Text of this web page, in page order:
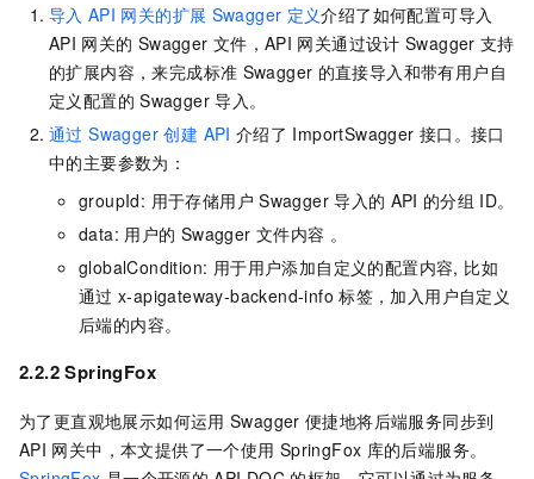
导入 API 网关的扩展 Swagger 定义介绍了如何配置可导入
API 网关的 Swagger 文件，API 网关通过设计 Swagger 支持
的扩展内容，来完成标准 Swagger 的直接导入和带有用户自
定义配置的 Swagger 导入。
通过 Swagger 创建 API 介绍了 ImportSwagger 接口。接口
中的主要参数为：
groupId: 用于存储用户 Swagger 导入的 API 的分组 ID。
data: 用户的 Swagger 文件内容 。
globalCondition: 用于用户添加自定义的配置内容, 比如
通过 x-apigateway-backend-info 标签，加入用户自定义
后端的内容。
2.2.2 SpringFox
为了更直观地展示如何运用 Swagger 便捷地将后端服务同步到
API 网关中，本文提供了一个使用 SpringFox 库的后端服务。